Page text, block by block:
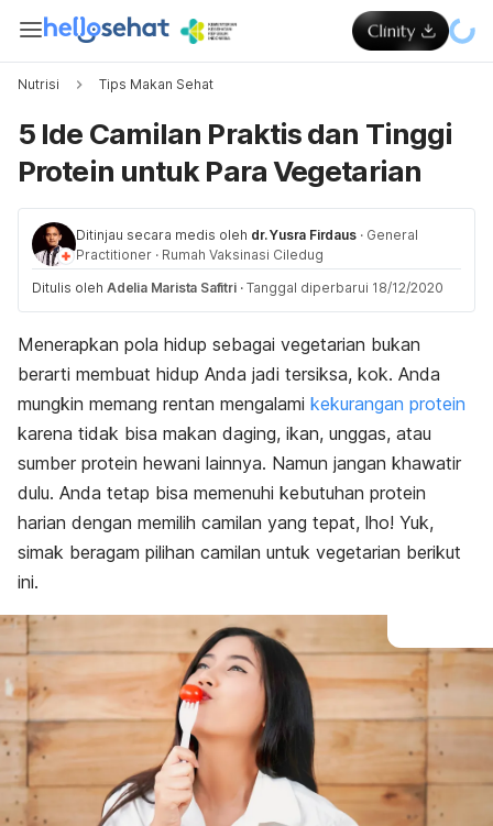
Nutrisi Tips Makan Sehat
5 Ide Camilan Praktis dan Tinggi
Protein untuk Para Vegetarian
Ditinjau secara medis oleh dr. Yusra Firdaus · General
Practitioner · Rumah Vaksinasi Ciledug
Ditulis oleh Adelia Marista Safitri · Tanggal diperbarui 18/12/2020
Menerapkan pola hidup sebagai vegetarian bukan
berarti membuat hidup Anda jadi tersiksa, kok. Anda
mungkin memang rentan mengalami kekurangan protein
karena tidak bisa makan daging, ikan, unggas, atau
sumber protein hewani lainnya. Namun jangan khawatir
dulu. Anda tetap bisa memenuhi kebutuhan protein
harian dengan memilih camilan yang tepat, lho! Yuk,
simak beragam pilihan camilan untuk vegetarian berikut
ini.